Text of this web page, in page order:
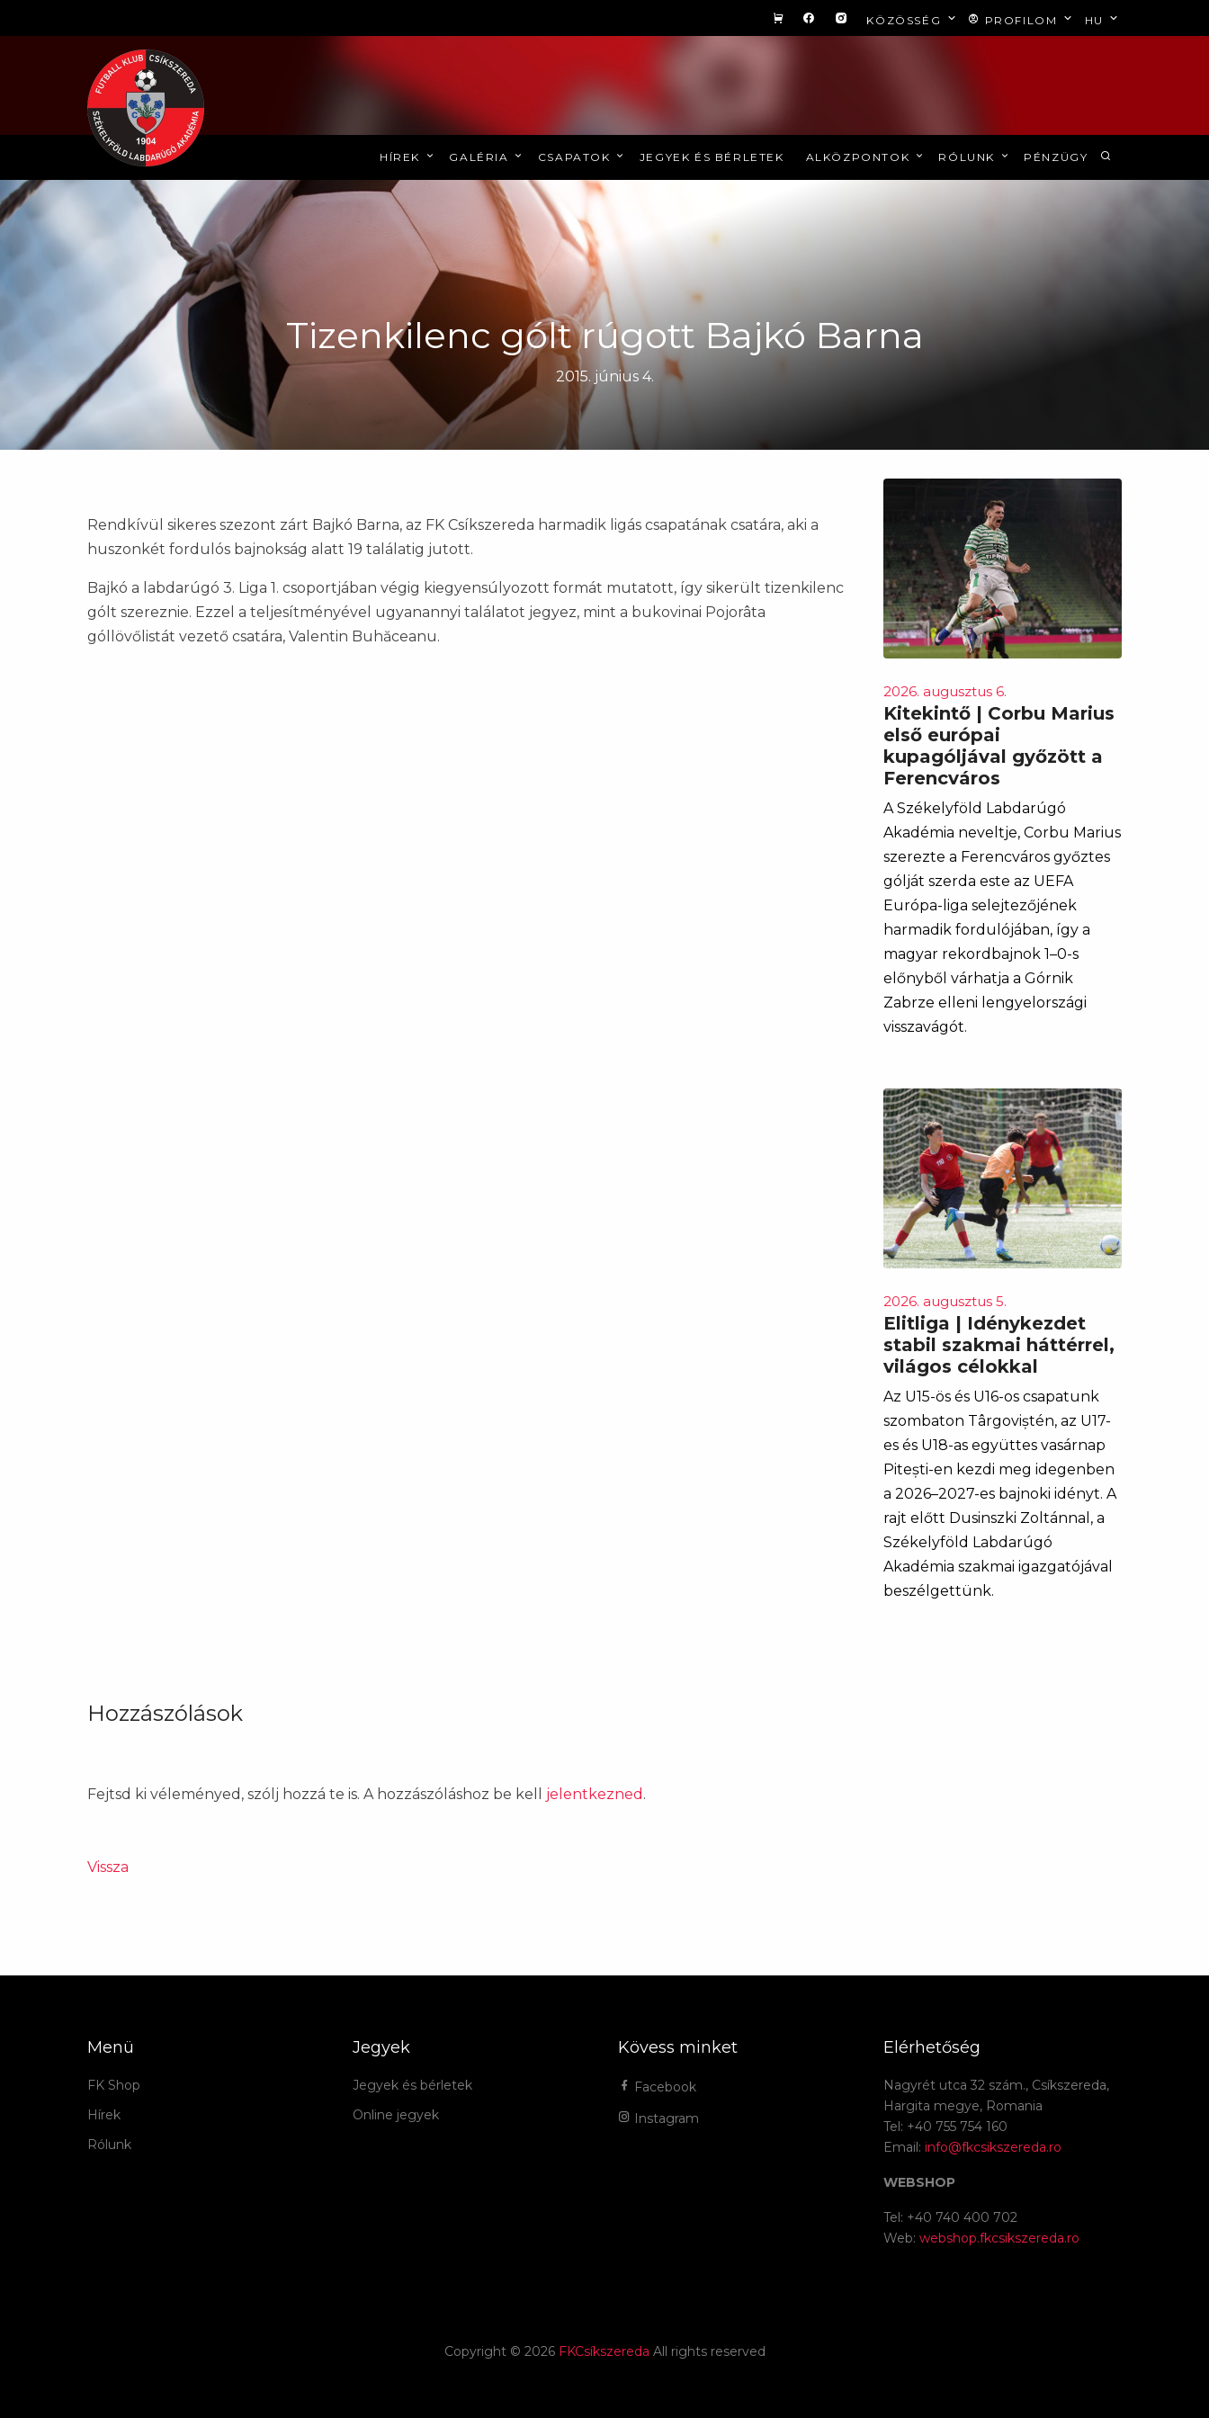
KÖZÖSSÉG PROFILOM HU
HÍREK GALÉRIA CSAPATOK JEGYEK ÉS BÉRLETEK ALKÖZPONTOK RÓLUNK PÉNZÜGY
Tizenkilenc gólt rúgott Bajkó Barna
2015. június 4.
Rendkívül sikeres szezont zárt Bajkó Barna, az FK Csíkszereda harmadik ligás csapatának csatára, aki a
huszonkét fordulós bajnokság alatt 19 találatig jutott.
Bajkó a labdarúgó 3. Liga 1. csoportjában végig kiegyensúlyozott formát mutatott, így sikerült tizenkilenc
gólt szereznie. Ezzel a teljesítményével ugyanannyi találatot jegyez, mint a bukovinai Pojorâta
góllövőlistát vezető csatára, Valentin Buhăceanu.
2026. augusztus 6.
Kitekintő | Corbu Marius
első európai
kupagóljával győzött a
Ferencváros
A Székelyföld Labdarúgó
Akadémia neveltje, Corbu Marius
szerezte a Ferencváros győztes
gólját szerda este az UEFA
Európa-liga selejtezőjének
harmadik fordulójában, így a
magyar rekordbajnok 1–0-s
előnyből várhatja a Górnik
Zabrze elleni lengyelországi
visszavágót.
2026. augusztus 5.
Elitliga | Idénykezdet
stabil szakmai háttérrel,
világos célokkal
Az U15-ös és U16-os csapatunk
szombaton Târgoviștén, az U17-
es és U18-as együttes vasárnap
Pitești-en kezdi meg idegenben
a 2026–2027-es bajnoki idényt. A
rajt előtt Dusinszki Zoltánnal, a
Székelyföld Labdarúgó
Akadémia szakmai igazgatójával
beszélgettünk.
Hozzászólások
Fejtsd ki véleményed, szólj hozzá te is. A hozzászóláshoz be kell jelentkezned .
Vissza
Menü
FK Shop
Hírek
Rólunk
Jegyek
Jegyek és bérletek
Online jegyek
Kövess minket
Facebook
Instagram
Elérhetőség
Nagyrét utca 32 szám., Csíkszereda,
Hargita megye, Romania
Tel: +40 755 754 160
Email: info@fkcsikszereda.ro
WEBSHOP
Tel: +40 740 400 702
Web: webshop.fkcsikszereda.ro
Copyright © 2026 FKCsíkszereda All rights reserved